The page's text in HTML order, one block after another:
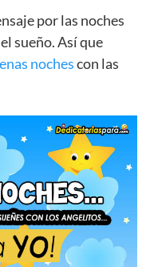
por las noches
sueño. Así que
nochescon las